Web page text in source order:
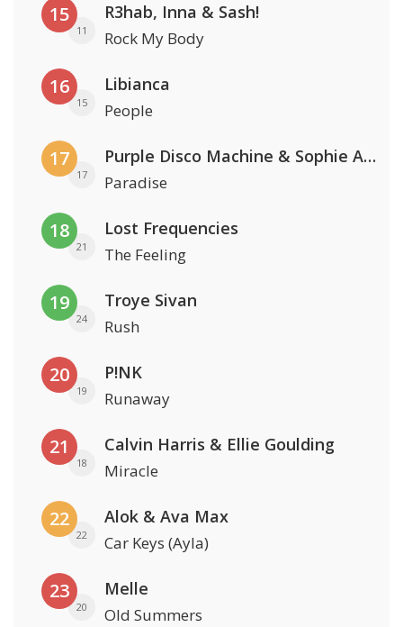
15
11
R3hab, Inna & Sash!
Rock My Body
16
15
Libianca
People
17
17
Purple Disco Machine & Sophie And The Giants
Paradise
18
21
Lost Frequencies
The Feeling
19
24
Troye Sivan
Rush
20
19
P!NK
Runaway
21
18
Calvin Harris & Ellie Goulding
Miracle
22
22
Alok & Ava Max
Car Keys (Ayla)
23
20
Melle
Old Summers